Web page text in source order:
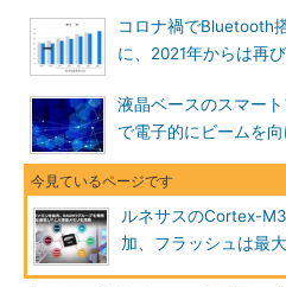
コロナ禍でBluetooth
に、2021年からは再
液晶ベースのスマー
で電子的にビームを
ルネサスのCortex-
加、フラッシュは最